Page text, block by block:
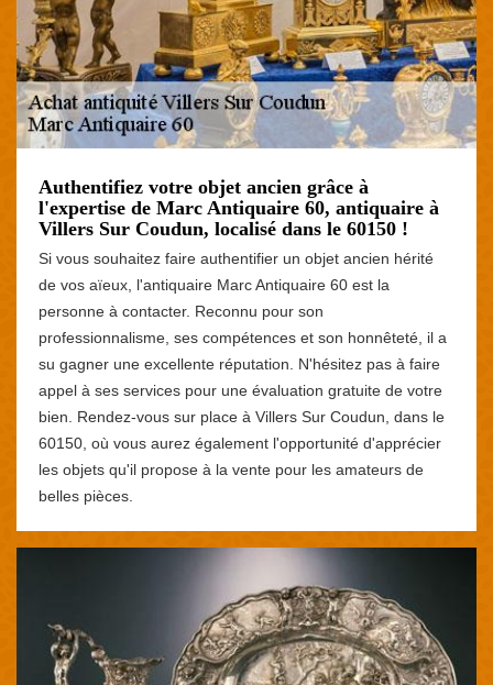
Authentifiez votre objet ancien grâce à
l'expertise de Marc Antiquaire 60, antiquaire à
Villers Sur Coudun, localisé dans le 60150 !
Si vous souhaitez faire authentifier un objet ancien hérité
de vos aïeux, l'antiquaire Marc Antiquaire 60 est la
personne à contacter. Reconnu pour son
professionnalisme, ses compétences et son honnêteté, il a
su gagner une excellente réputation. N'hésitez pas à faire
appel à ses services pour une évaluation gratuite de votre
bien. Rendez-vous sur place à Villers Sur Coudun, dans le
60150, où vous aurez également l'opportunité d'apprécier
les objets qu'il propose à la vente pour les amateurs de
belles pièces.